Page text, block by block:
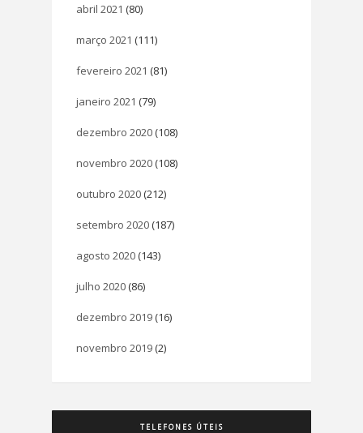
abril 2021 (80)
março 2021 (111)
fevereiro 2021 (81)
janeiro 2021 (79)
dezembro 2020 (108)
novembro 2020 (108)
outubro 2020 (212)
setembro 2020 (187)
agosto 2020 (143)
julho 2020 (86)
dezembro 2019 (16)
novembro 2019 (2)
TELEFONES ÚTEIS